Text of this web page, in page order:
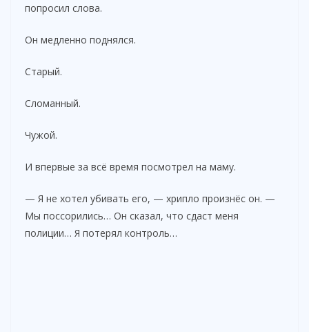
попросил слова.
Он медленно поднялся.
Старый.
Сломанный.
Чужой.
И впервые за всё время посмотрел на маму.
— Я не хотел убивать его, — хрипло произнёс он. —
Мы поссорились… Он сказал, что сдаст меня
полиции… Я потерял контроль…